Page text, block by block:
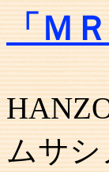
「Ｍ
ムサ